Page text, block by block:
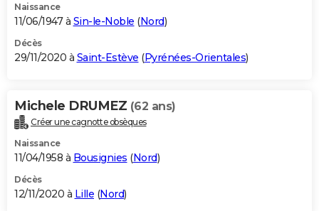
Naissance
11/06/1947 à Sin-le-Noble (Nord)
Décès
29/11/2020 à Saint-Estève (Pyrénées-Orientales)
Michele DRUMEZ (62 ans)
Créer une cagnotte obsèques
Naissance
11/04/1958 à Bousignies (Nord)
Décès
12/11/2020 à Lille (Nord)